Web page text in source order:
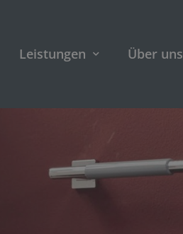
Leistungen Über uns